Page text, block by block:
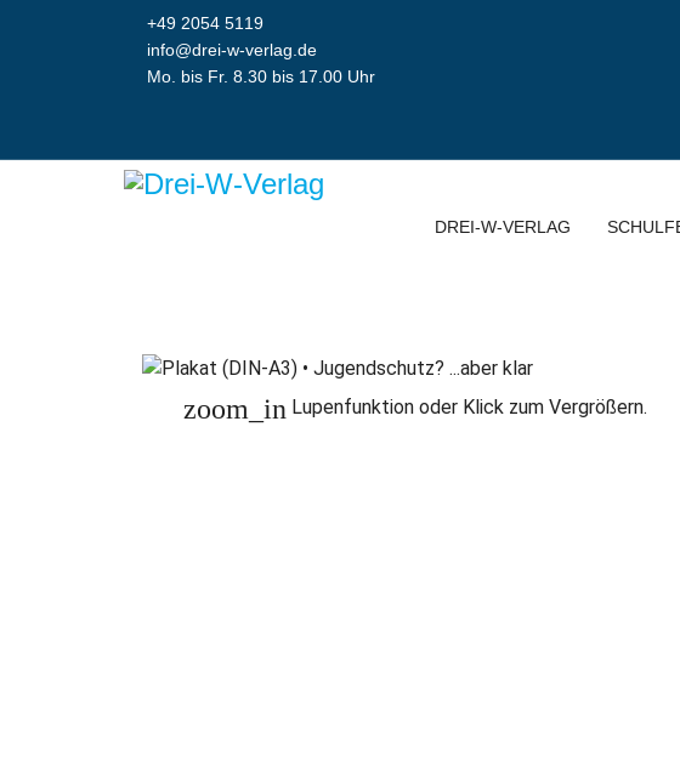
+49 2054 5119
info@drei-w-verlag.de
Mo. bis Fr. 8.30 bis 17.00 Uhr
DREI-W-VERLAG
zoom_in Lupenfunktion oder Klick zum Vergrößern.